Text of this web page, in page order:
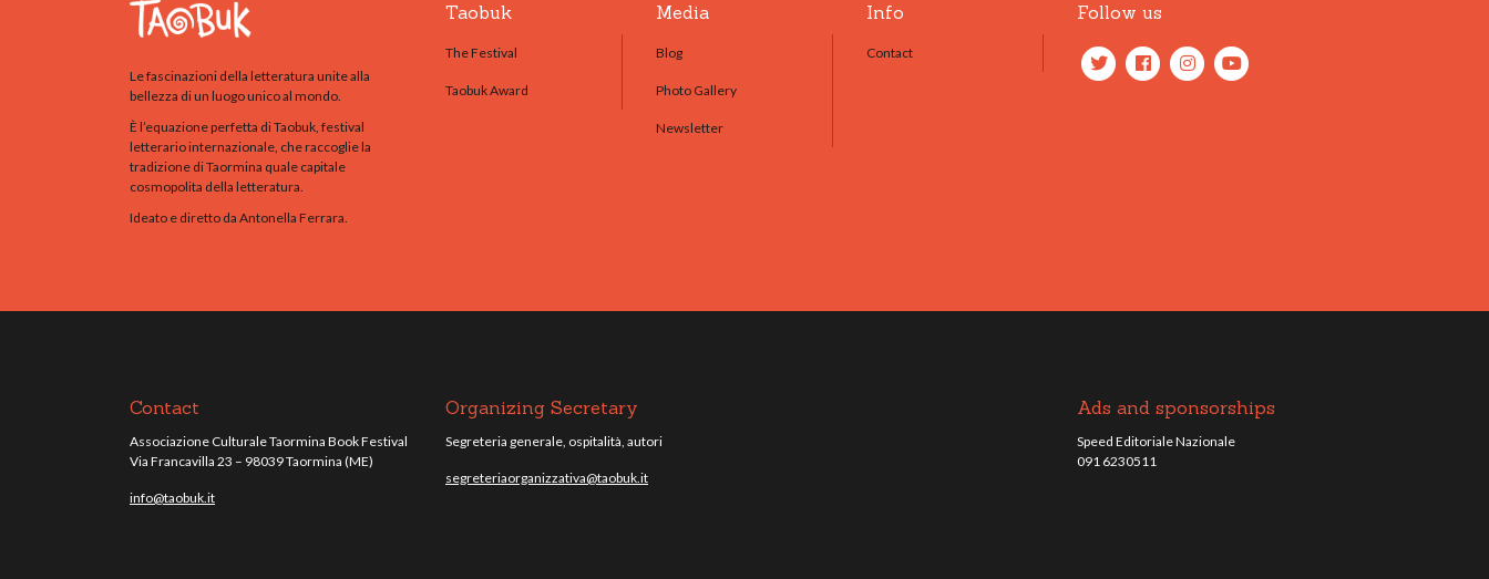
Le fascinazioni della letteratura unite alla
bellezza di un luogo unico al mondo.
È l’equazione perfetta di Taobuk, festival
letterario internazionale, che raccoglie la
tradizione di Taormina quale capitale
cosmopolita della letteratura.
Ideato e diretto da Antonella Ferrara.
Taobuk
The Festival
Taobuk Award
Media
Blog
Photo Gallery
Newsletter
Info
Contact
Follow us
Contact
Associazione Culturale Taormina Book Festival
Via Francavilla 23 – 98039 Taormina (ME)
info@taobuk.it
Organizing Secretary
Segreteria generale, ospitalità, autori
segreteriaorganizzativa@taobuk.it
Ads and sponsorships
Speed Editoriale Nazionale
091 6230511